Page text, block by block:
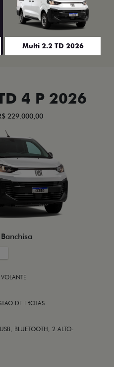
Multi 2.2 TD 2026
4 P 2026
229.000,00
DE FROTAS
BLUETOOTH, 2 ALTO-